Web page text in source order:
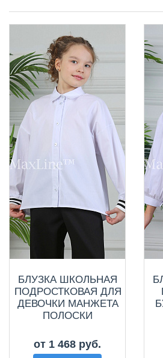
БЛУЗКА ШКОЛЬНАЯ
ПОДРОСТКОВАЯ ДЛЯ
ДЕВОЧКИ МАНЖЕТА
ПОЛОСКИ
от 1 468 руб.